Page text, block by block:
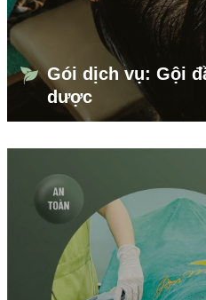
Gói dịch vụ: Gội
dược